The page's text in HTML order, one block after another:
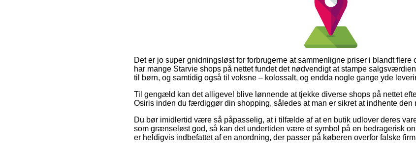
Det er jo super gnidningsløst for forbrugerne at sammenligne priser i blandt
har mange Starvie shops på nettet fundet det nødvendigt at stampe
til børn, og samtidig også til voksne – kolossalt, og endda nogle gange yde
Til gengæld kan det alligevel blive lønnende at tjekke diverse shops på nettet
Osiris inden du færdiggør din shopping, således at man er sikret at indhente den
Du bør imidlertid være så påpasselig, at i tilfælde af at en butik udlover deres
som grænseløst god, så kan det undertiden være et symbol på en bedragerisk
er heldigvis indbefattet af en anordning, der passer på køberen overfor falske